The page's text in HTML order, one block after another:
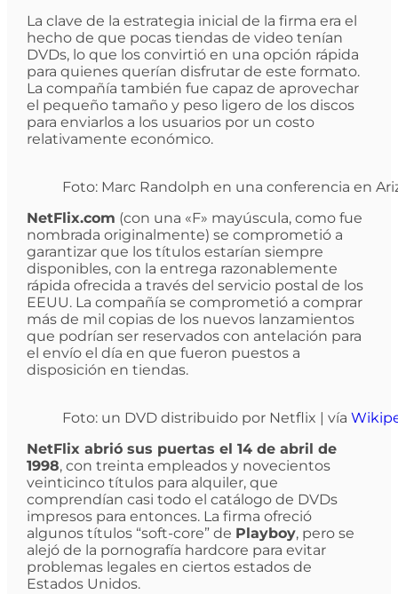
La clave de la estrategia inicial de la firma era el
hecho de que pocas tiendas de video tenían
DVDs, lo que los convirtió en una opción rápida
para quienes querían disfrutar de este formato.
La compañía también fue capaz de aprovechar
el pequeño tamaño y peso ligero de los discos
para enviarlos a los usuarios por un costo
relativamente económico.
Foto: Marc Randolph en una conferencia en
NetFlix.com (con una «F» mayúscula, como fue
nombrada originalmente) se comprometió a
garantizar que los títulos estarían siempre
disponibles, con la entrega razonablemente
rápida ofrecida a través del servicio postal de los
EEUU. La compañía se comprometió a comprar
más de mil copias de los nuevos lanzamientos
que podrían ser reservados con antelación para
el envío el día en que fueron puestos a
disposición en tiendas.
Foto: un DVD distribuido por Netflix | vía
NetFlix abrió sus puertas el 14 de abril de
1998, con treinta empleados y novecientos
veinticinco títulos para alquiler, que
comprendían casi todo el catálogo de DVDs
impresos para entonces. La firma ofreció
algunos títulos “soft-core” de Playboy, pero se
alejó de la pornografía hardcore para evitar
problemas legales en ciertos estados de
Estados Unidos.